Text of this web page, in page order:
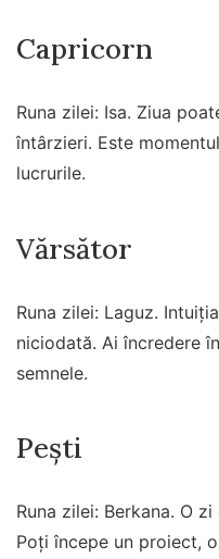
Capricorn
Runa zilei: Isa. Ziua
întârzieri. Este
lucrurile.
Vărsător
Runa zilei: Laguz.
niciodată. Ai încredere
semnele.
Pești
Runa zilei: Berkana. O
Poți începe un proiect,